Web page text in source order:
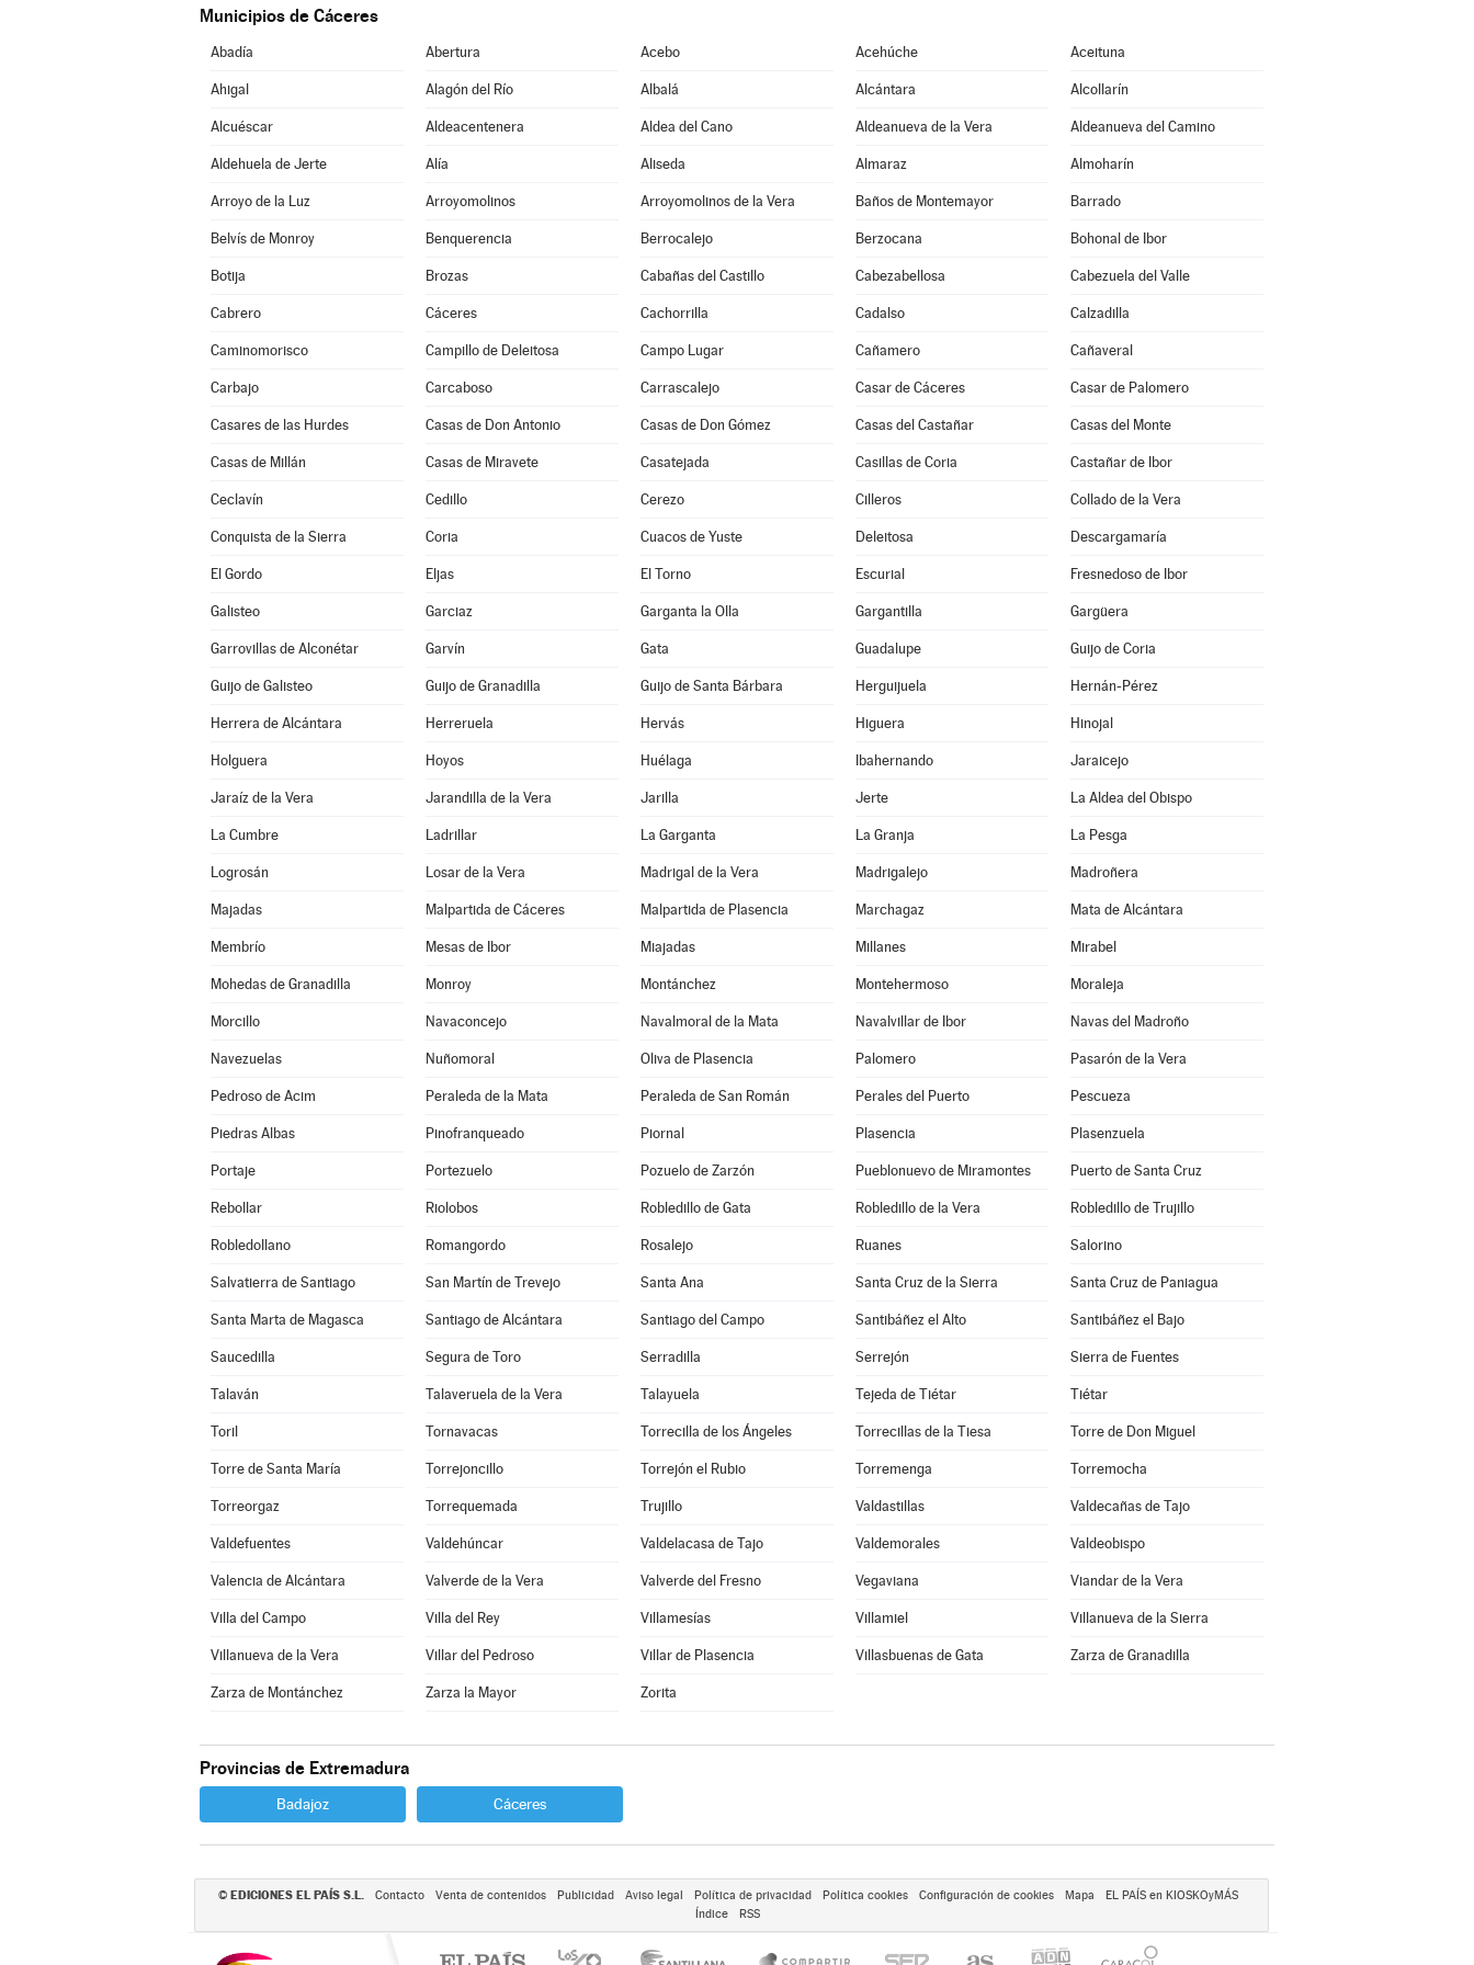
Municipios de Cáceres
Abadía Abertura Acebo Acehúche Aceituna
Ahigal Alagón del Río Albalá Alcántara Alcollarín
Alcuéscar Aldeacentenera Aldea del Cano Aldeanueva de la Vera Aldeanueva del Camino
Aldehuela de Jerte Alía Aliseda Almaraz Almoharín
Arroyo de la Luz Arroyomolinos Arroyomolinos de la Vera Baños de Montemayor Barrado
Belvís de Monroy Benquerencia Berrocalejo Berzocana Bohonal de Ibor
Botija Brozas Cabañas del Castillo Cabezabellosa Cabezuela del Valle
Cabrero Cáceres Cachorrilla Cadalso Calzadilla
Caminomorisco Campillo de Deleitosa Campo Lugar Cañamero Cañaveral
Carbajo Carcaboso Carrascalejo Casar de Cáceres Casar de Palomero
Casares de las Hurdes Casas de Don Antonio Casas de Don Gómez Casas del Castañar Casas del Monte
Casas de Millán Casas de Miravete Casatejada Casillas de Coria Castañar de Ibor
Ceclavín Cedillo Cerezo Cilleros Collado de la Vera
Conquista de la Sierra Coria Cuacos de Yuste Deleitosa Descargamaría
El Gordo Eljas El Torno Escurial Fresnedoso de Ibor
Galisteo Garciaz Garganta la Olla Gargantilla Gargüera
Garrovillas de Alconétar Garvín Gata Guadalupe Guijo de Coria
Guijo de Galisteo Guijo de Granadilla Guijo de Santa Bárbara Herguijuela Hernán-Pérez
Herrera de Alcántara Herreruela Hervás Higuera Hinojal
Holguera Hoyos Huélaga Ibahernando Jaraicejo
Jaraíz de la Vera Jarandilla de la Vera Jarilla Jerte La Aldea del Obispo
La Cumbre Ladrillar La Garganta La Granja La Pesga
Logrosán Losar de la Vera Madrigal de la Vera Madrigalejo Madroñera
Majadas Malpartida de Cáceres Malpartida de Plasencia Marchagaz Mata de Alcántara
Membrío Mesas de Ibor Miajadas Millanes Mirabel
Mohedas de Granadilla Monroy Montánchez Montehermoso Moraleja
Morcillo Navaconcejo Navalmoral de la Mata Navalvillar de Ibor Navas del Madroño
Navezuelas Nuñomoral Oliva de Plasencia Palomero Pasarón de la Vera
Pedroso de Acim Peraleda de la Mata Peraleda de San Román Perales del Puerto Pescueza
Piedras Albas Pinofranqueado Piornal Plasencia Plasenzuela
Portaje Portezuelo Pozuelo de Zarzón Pueblonuevo de Miramontes Puerto de Santa Cruz
Rebollar Riolobos Robledillo de Gata Robledillo de la Vera Robledillo de Trujillo
Robledollano Romangordo Rosalejo Ruanes Salorino
Salvatierra de Santiago San Martín de Trevejo Santa Ana Santa Cruz de la Sierra Santa Cruz de Paniagua
Santa Marta de Magasca Santiago de Alcántara Santiago del Campo Santibáñez el Alto Santibáñez el Bajo
Saucedilla Segura de Toro Serradilla Serrejón Sierra de Fuentes
Talaván Talaveruela de la Vera Talayuela Tejeda de Tiétar Tiétar
Toril Tornavacas Torrecilla de los Ángeles Torrecillas de la Tiesa Torre de Don Miguel
Torre de Santa María Torrejoncillo Torrejón el Rubio Torremenga Torremocha
Torreorgaz Torrequemada Trujillo Valdastillas Valdecañas de Tajo
Valdefuentes Valdehúncar Valdelacasa de Tajo Valdemorales Valdeobispo
Valencia de Alcántara Valverde de la Vera Valverde del Fresno Vegaviana Viandar de la Vera
Villa del Campo Villa del Rey Villamesías Villamiel Villanueva de la Sierra
Villanueva de la Vera Villar del Pedroso Villar de Plasencia Villasbuenas de Gata Zarza de Granadilla
Zarza de Montánchez Zarza la Mayor Zorita
Provincias de Extremadura
Badajoz Cáceres
© EDICIONES EL PAÍS S.L. Contacto Venta de contenidos Publicidad Aviso legal Política de privacidad Política cookies Configuración de cookies Mapa
EL PAÍS en KIOSKOyMÁS
Índice
RSS